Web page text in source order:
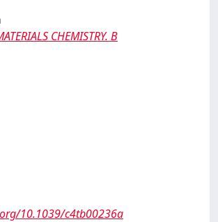
CHEMISTRY. B
10.1039/c4tb00236a